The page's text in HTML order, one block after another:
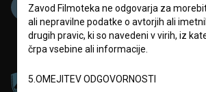
Zavod Filmoteka ne odgovarja za
ali nepravilne podatke o avtorjih ali
drugih pravic, ki so navedeni v virih, iz
črpa vsebine ali informacije.
5.OMEJITEV ODGOVORNOSTI